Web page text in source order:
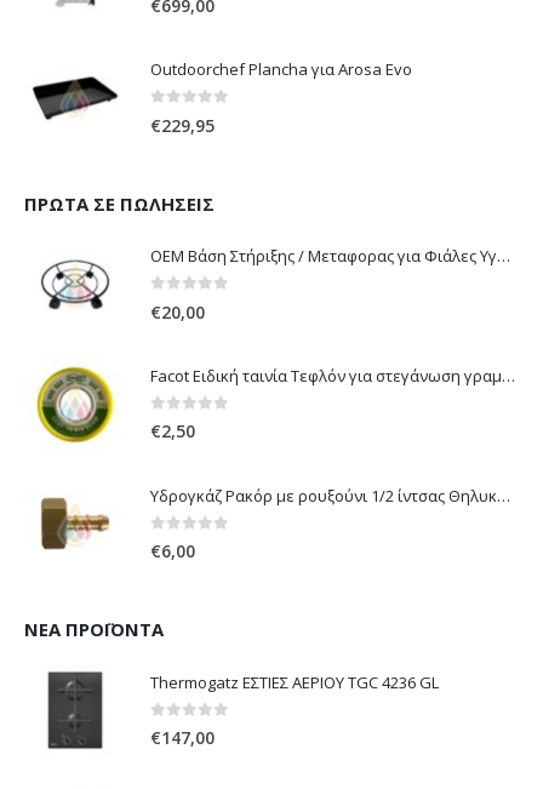
€699,00
Outdoorchef Plancha για Arosa Evo
€229,95
ΠΡΏΤΑ ΣΕ ΠΩΛΉΣΕΙΣ
OEM Βάση Στήριξης / Μεταφορας για Φιάλες Υγραερίου 10 kg & 13 kg με ροδάκια
€20,00
Facot Ειδική ταινία Τεφλόν για στεγάνωση γραμμών αερίου 12m
0out of 5
€2,50
Υδρογκάζ Ρακόρ με ρουξούνι 1/2 ίντσας Θηλυκό Δεξιόστροφο για σύνδεση συσκευών με λάστιχο υγραερίου 8mm
0out of 5
€6,00
ΝΈΑ ΠΡΟΪΌΝΤΑ
Thermogatz ΕΣΤΙΕΣ ΑΕΡΙΟΥ TGC 4236 GL
0out of 5
€147,00